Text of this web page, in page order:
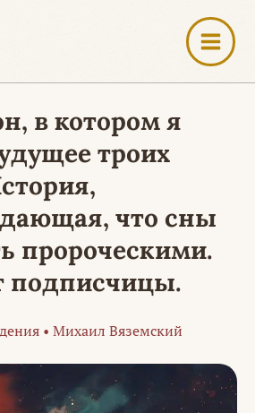
в котором я
троих
что сны
пророческими.
подписчицы.
• Михаил Вяземский